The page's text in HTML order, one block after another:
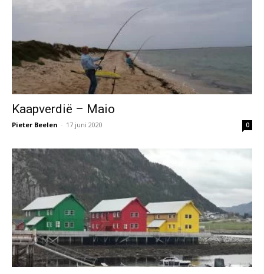
Kaapverdië – Maio
Pieter Beelen - 17 juni 2020 0